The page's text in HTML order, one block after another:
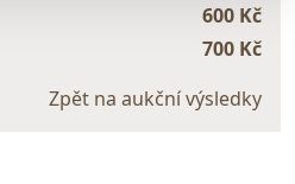
600 Kč
700 Kč
Zpět na aukční výsledky